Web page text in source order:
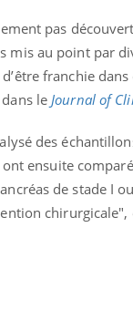
pas
mis au point par
franchie
le Journal of
des
ensuite
de stade I
chirurgicale",
plus
: une